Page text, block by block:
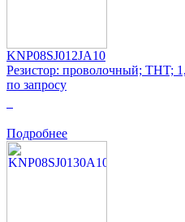
KNP08SJ012JA10
Резистор: проволочный; THT;
по запросу
Подробнее